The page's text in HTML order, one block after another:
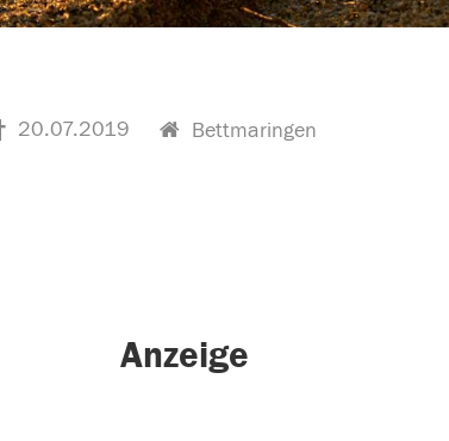
20.07.2019 Bettmaringen
Anzeige